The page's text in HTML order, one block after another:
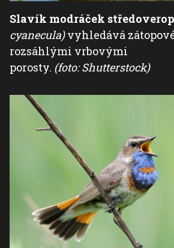
Slavík modráček
cyanecula)vyhledává
rozsáhlými vrbovými
porosty. (foto: Shutterstock)